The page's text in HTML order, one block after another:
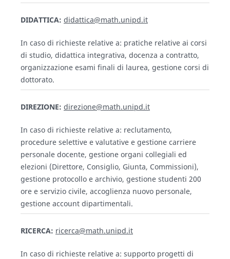
DIDATTICA: didattica@math.unipd.it
In caso di richieste relative a: pratiche relative ai corsi
di studio, didattica integrativa, docenza a contratto,
organizzazione esami finali di laurea, gestione corsi di
dottorato.
DIREZIONE: direzione@math.unipd.it
In caso di richieste relative a: reclutamento,
procedure selettive e valutative e gestione carriere
personale docente, gestione organi collegiali ed
elezioni (Direttore, Consiglio, Giunta, Commissioni),
gestione protocollo e archivio, gestione studenti 200
ore e servizio civile, accoglienza nuovo personale,
gestione account dipartimentali.
RICERCA: ricerca@math.unipd.it
In caso di richieste relative a: supporto progetti di